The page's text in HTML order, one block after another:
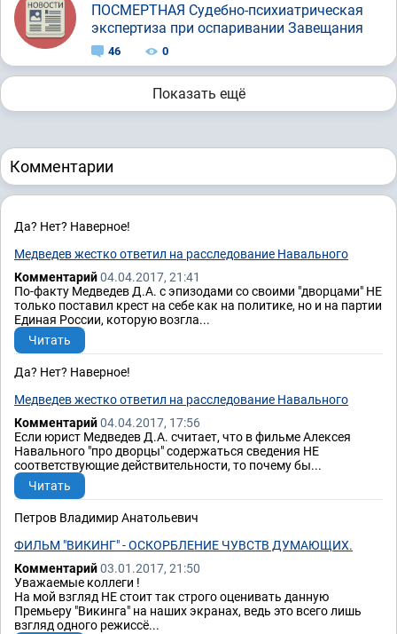
ПОСМЕРТНАЯ Судебно-психиатрическая
экспертиза при оспаривании Завещания
46 0
Показать ещё
Комментарии
Да? Нет? Наверное!
Медведев жестко ответил на расследование Навального
Комментарий04.04.2017, 21:41
По-факту Медведев Д.А. с эпизодами со своими "дворцами" НЕ
только поставил крест на себе как на политике, но и на партии
Единая России, которую возгла...
Читать
Да? Нет? Наверное!
Медведев жестко ответил на расследование Навального
Комментарий04.04.2017, 17:56
Если юрист Медведев Д.А. считает, что в фильме Алексея
Навального "про дворцы" содержаться сведения НЕ
соответствующие действительности, то почему бы...
Читать
Петров Владимир Анатольевич
ФИЛЬМ "ВИКИНГ" - ОСКОРБЛЕНИЕ ЧУВСТВ ДУМАЮЩИХ.
Комментарий03.01.2017, 21:50
Уважаемые коллеги !
На мой взгляд НЕ стоит так строго оценивать данную
Премьеру "Викинга" на наших экранах, ведь это всего лишь
взгляд одного режиссё...